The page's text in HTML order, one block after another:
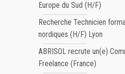
Europe du Sud (H/F)
Recherche Technicien
nordiques (H/F) Lyon
ABRISOL recrute un(e)
Freelance (France)